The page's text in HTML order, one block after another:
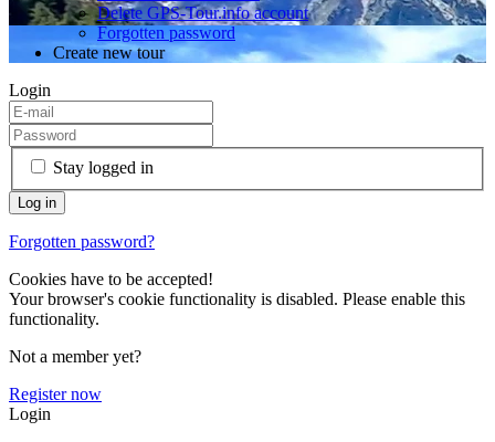
Delete GPS-Tour.info account
Forgotten password
Create new tour
Login
Stay logged in
Forgotten password?
Cookies have to be accepted!
Your browser's cookie functionality is disabled. Please enable this
functionality.
Not a member yet?
Register now
Login